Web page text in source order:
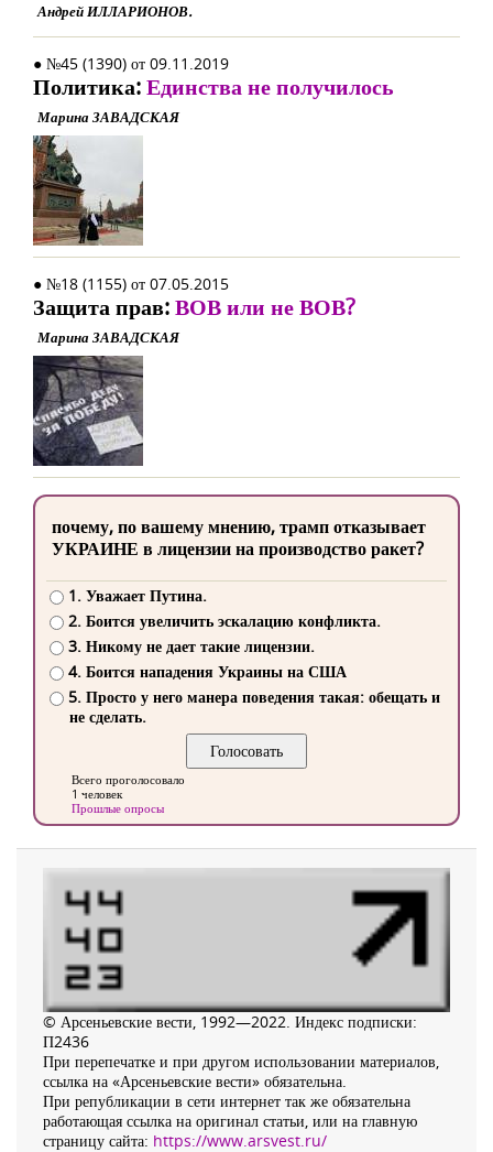
Андрей ИЛЛАРИОНОВ.
● №45 (1390) от 09.11.2019
Политика:Единства не получилось
Марина ЗАВАДСКАЯ
● №18 (1155) от 07.05.2015
Защита прав:ВОВ или не ВОВ?
Марина ЗАВАДСКАЯ
почему, по вашему мнению, трамп отказывает
УКРАИНЕ в лицензии на производство ракет?
1. Уважает Путина.
2. Боится увеличить эскалацию конфликта.
3. Никому не дает такие лицензии.
4. Боится нападения Украины на США
5. Просто у него манера поведения такая: обещать и
не сделать.
Всего проголосовало
1 человек
Прошлые опросы
© Арсеньевские вести, 1992—2022. Индекс подписки:
П2436
При перепечатке и при другом использовании материалов,
ссылка на «Арсеньевские вести» обязательна.
При републикации в сети интернет так же обязательна
работающая ссылка на оригинал статьи, или на главную
страницу сайта: https://www.arsvest.ru/